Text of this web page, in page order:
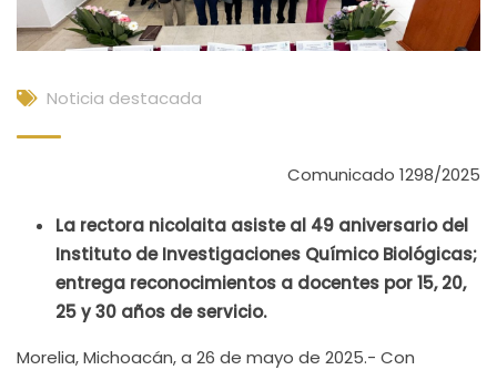
Noticia destacada
Comunicado 1298/2025
La rectora nicolaita asiste al 49 aniversario del
Instituto de Investigaciones Químico Biológicas;
entrega reconocimientos a docentes por 15, 20,
25 y 30 años de servicio.
Morelia, Michoacán, a 26 de mayo de 2025.- Con